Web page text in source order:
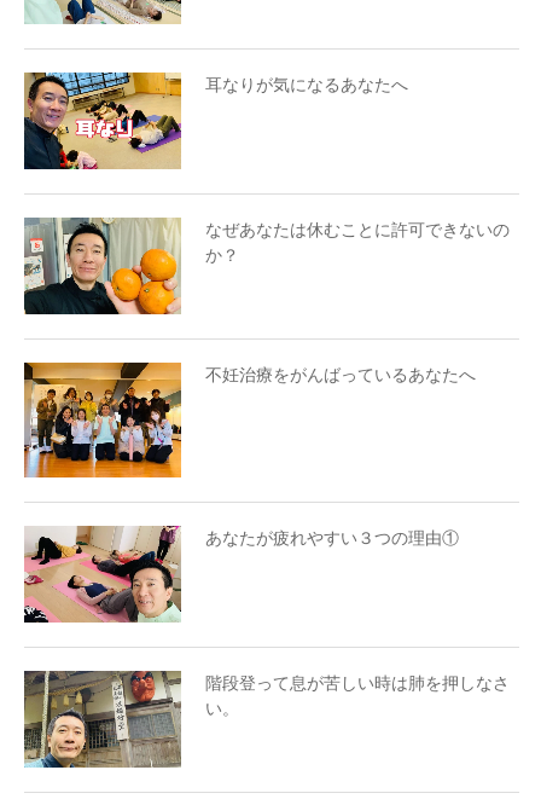
耳なりが気になるあなたへ
なぜあなたは休むことに許可できないの
か？
不妊治療をがんばっているあなたへ
あなたが疲れやすい３つの理由①
階段登って息が苦しい時は肺を押しなさ
い。